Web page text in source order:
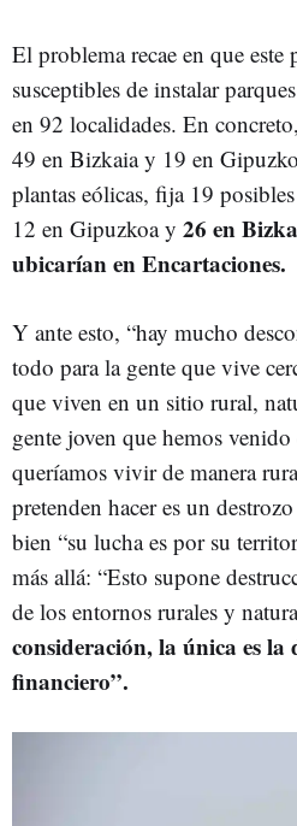
El problema recae en que este
susceptibles de instalar
en 92 localidades. En
49 en Bizkaia y 19 en
plantas eólicas, fija 19
12 en Gipuzkoa y 26 en
ubicarían en Encartaciones.
Y ante esto, “hay mucho
todo para la gente que vive
que viven en un sitio rural,
gente joven que hemos
queríamos vivir de manera
pretenden hacer es un
bien “su lucha es por su
más allá: “Esto supone
de los entornos rurales y
consideración, la única es la
financiero”.